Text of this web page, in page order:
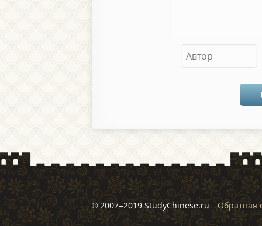
© 2007–2019 StudyChinese.ru Обратная